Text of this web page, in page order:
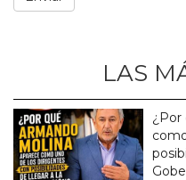
LAS
¿Por